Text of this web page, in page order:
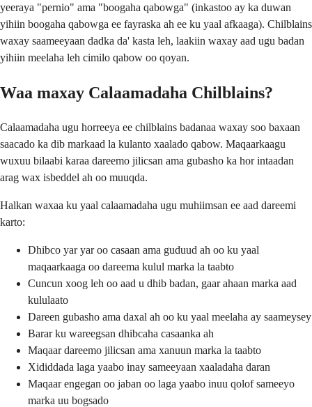
yeeraya "pernio" ama "boogaha qabowga" (inkastoo ay ka duwan
yihiin boogaha qabowga ee fayraska ah ee ku yaal afkaaga). Chilblains
waxay saameeyaan dadka da' kasta leh, laakiin waxay aad ugu badan
yihiin meelaha leh cimilo qabow oo qoyan.
Waa maxay Calaamadaha Chilblains?
Calaamadaha ugu horreeya ee chilblains badanaa waxay soo baxaan
saacado ka dib markaad la kulanto xaalado qabow. Maqaarkaagu
wuxuu bilaabi karaa dareemo jilicsan ama gubasho ka hor intaadan
arag wax isbeddel ah oo muuqda.
Halkan waxaa ku yaal calaamadaha ugu muhiimsan ee aad dareemi
karto:
Dhibco yar yar oo casaan ama guduud ah oo ku yaal
maqaarkaaga oo dareema kulul marka la taabto
Cuncun xoog leh oo aad u dhib badan, gaar ahaan marka aad
kululaato
Dareen gubasho ama daxal ah oo ku yaal meelaha ay saameysey
Barar ku wareegsan dhibcaha casaanka ah
Maqaar dareemo jilicsan ama xanuun marka la taabto
Xididdada laga yaabo inay sameeyaan xaaladaha daran
Maqaar engegan oo jaban oo laga yaabo inuu qolof sameeyo
marka uu bogsado